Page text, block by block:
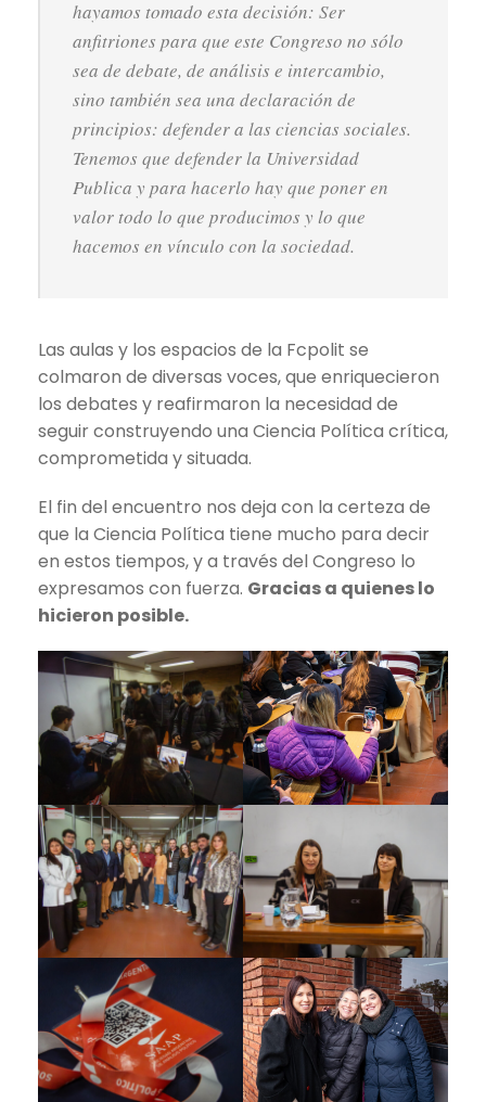
hayamos tomado esta decisión: Ser
anfitriones para que este Congreso no sólo
sea de debate, de análisis e intercambio,
sino también sea una declaración de
principios: defender a las ciencias sociales.
Tenemos que defender la Universidad
Publica y para hacerlo hay que poner en
valor todo lo que producimos y lo que
hacemos en vínculo con la sociedad.
Las aulas y los espacios de la Fcpolit se
colmaron de diversas voces, que enriquecieron
los debates y reafirmaron la necesidad de
seguir construyendo una Ciencia Política crítica,
comprometida y situada.
El fin del encuentro nos deja con la certeza de
que la Ciencia Política tiene mucho para decir
en estos tiempos, y a través del Congreso lo
expresamos con fuerza. Gracias a quienes lo
hicieron posible.